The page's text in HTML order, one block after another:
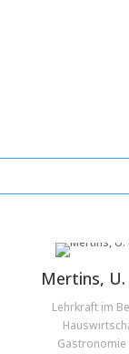
Mertins,
Lehrkraft im
Gastronomie